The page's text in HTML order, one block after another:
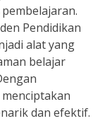
Pendidikan
alat yang
belajar
dan efektif.